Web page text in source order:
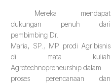
Mereka mendapat
dukungan penuh dari
pembimbing Dr.
Maria, SP., MP prodi Agribisnis
di mata kuliah
Agrotechnopreneurship dalam
proses perencanaan dan